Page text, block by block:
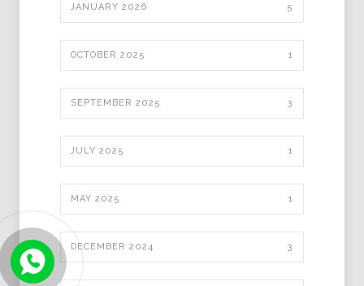
JANUARY 2026 5
OCTOBER 2025 1
SEPTEMBER 2025 3
JULY 2025 1
MAY 2025 1
DECEMBER 2024 3